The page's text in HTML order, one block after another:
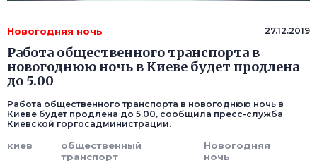
Новогодняя ночь 27.12.2019
Работа общественного транспорта в
новогоднюю ночь в Киеве будет продлена
до 5.00
Работа общественного транспорта в новогоднюю ночь в
Киеве будет продлена до 5.00, сообщила пресс-служба
Киевской горгосадминистрации.
киев
общественный
транспорт
Новогодняя
ночь